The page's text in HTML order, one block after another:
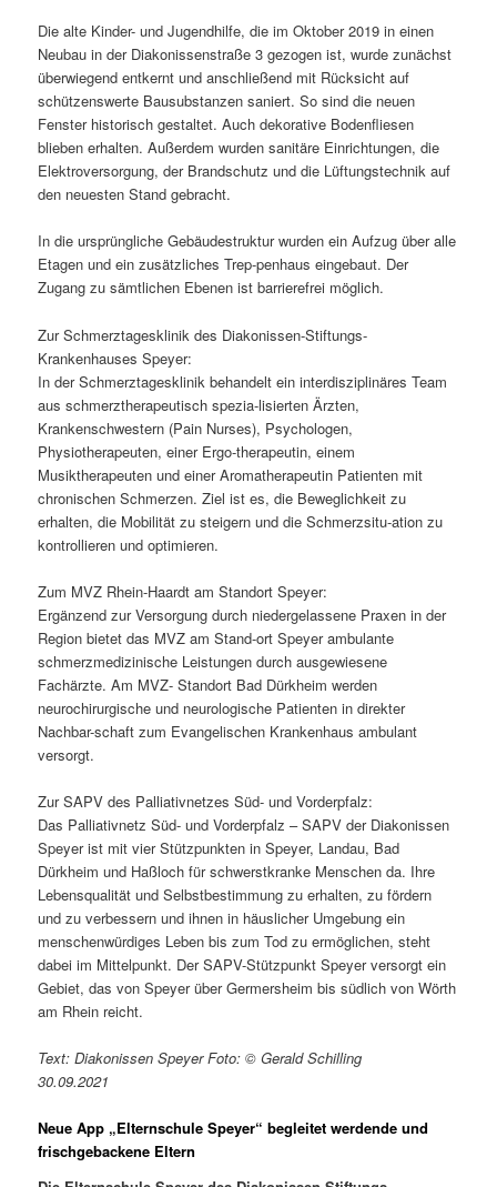
Die alte Kinder- und Jugendhilfe, die im Oktober 2019 in einen
Neubau in der Diakonissenstraße 3 gezogen ist, wurde zunächst
überwiegend entkernt und anschließend mit Rücksicht auf
schützenswerte Bausubstanzen saniert. So sind die neuen
Fenster historisch gestaltet. Auch dekorative Bodenfliesen
blieben erhalten. Außerdem wurden sanitäre Einrichtungen, die
Elektroversorgung, der Brandschutz und die Lüftungstechnik auf
den neuesten Stand gebracht.
In die ursprüngliche Gebäudestruktur wurden ein Aufzug über alle
Etagen und ein zusätzliches Trep-penhaus eingebaut. Der
Zugang zu sämtlichen Ebenen ist barrierefrei möglich.
Zur Schmerztagesklinik des Diakonissen-Stiftungs-
Krankenhauses Speyer:
In der Schmerztagesklinik behandelt ein interdisziplinäres Team
aus schmerztherapeutisch spezia-lisierten Ärzten,
Krankenschwestern (Pain Nurses), Psychologen,
Physiotherapeuten, einer Ergo-therapeutin, einem
Musiktherapeuten und einer Aromatherapeutin Patienten mit
chronischen Schmerzen. Ziel ist es, die Beweglichkeit zu
erhalten, die Mobilität zu steigern und die Schmerzsitu-ation zu
kontrollieren und optimieren.
Zum MVZ Rhein-Haardt am Standort Speyer:
Ergänzend zur Versorgung durch niedergelassene Praxen in der
Region bietet das MVZ am Stand-ort Speyer ambulante
schmerzmedizinische Leistungen durch ausgewiesene
Fachärzte. Am MVZ- Standort Bad Dürkheim werden
neurochirurgische und neurologische Patienten in direkter
Nachbar-schaft zum Evangelischen Krankenhaus ambulant
versorgt.
Zur SAPV des Palliativnetzes Süd- und Vorderpfalz:
Das Palliativnetz Süd- und Vorderpfalz – SAPV der Diakonissen
Speyer ist mit vier Stützpunkten in Speyer, Landau, Bad
Dürkheim und Haßloch für schwerstkranke Menschen da. Ihre
Lebensqualität und Selbstbestimmung zu erhalten, zu fördern
und zu verbessern und ihnen in häuslicher Umgebung ein
menschenwürdiges Leben bis zum Tod zu ermöglichen, steht
dabei im Mittelpunkt. Der SAPV-Stützpunkt Speyer versorgt ein
Gebiet, das von Speyer über Germersheim bis südlich von Wörth
am Rhein reicht.
Text: Diakonissen Speyer Foto: © Gerald Schilling
30.09.2021
Neue App „Elternschule Speyer“ begleitet werdende und
frischgebackene Eltern